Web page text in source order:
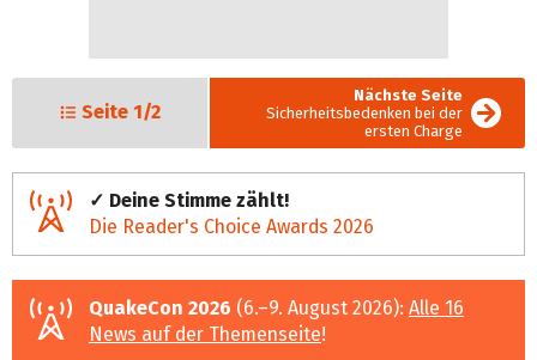
Seite 1/2
Nächste Seite
Sicherheitsbedenken bei der
ersten Charge
✓ Deine Stimme zählt!
Die Reader's Choice Awards 2026
QuakeCon 2026 (6.–9. August 2026): Alle 16
News auf der Themenseite!